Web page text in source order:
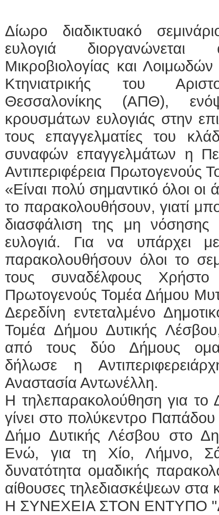
Δίωρο διαδικτυακό
ευλογιά
Μικροβιολογίας και
Κτηνιατρικής του
Θεσσαλονίκης (ΑΠΘ),
κρουσμάτων ευλογιάς στην
τους επαγγελματίες του
συναφών επαγγελμάτων η
Αντιπεριφέρεια Πρωτογενούς
«Είναι πολύ σημαντικό όλοι
το παρακολουθήσουν, γιατί
διασφάλιση της μη
ευλογιά. Για να υπάρχει
παρακολουθήσουν όλοι το
τους συναδέλφους Χρήστο
Πρωτογενούς Τομέα Δήμου
Δερεδίνη εντεταλμένο
Τομέα Δήμου Δυτικής
από τους δύο Δήμους
δήλωσε η
Αναστασία Αντωνέλλη.
Η τηλεπαρακολούθηση για το
γίνει στο πολύκεντρο
Δήμο Δυτικής Λέσβου στο
Ενώ, για τη Χίο, Λήμνο,
δυνατότητα ομαδικής
αίθουσες τηλεδιασκέψεων στα
Η ΣΥΝΕΧΕΙΑ ΣΤΟΝ ΕΝΤΥΠΟ